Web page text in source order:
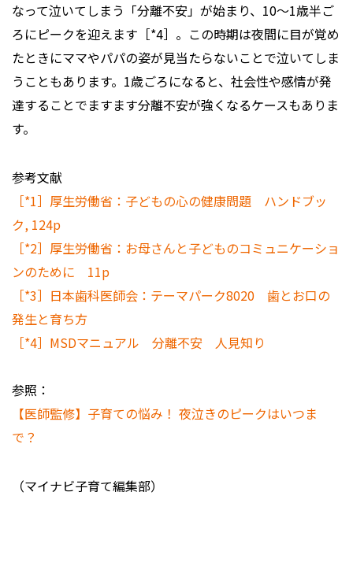
なって泣いてしまう「分離不安」が始まり、10～1歳半ご
ろにピークを迎えます［*4］。この時期は夜間に目が覚め
たときにママやパパの姿が見当たらないことで泣いてしま
うこともあります。1歳ごろになると、社会性や感情が発
達することでますます分離不安が強くなるケースもありま
す。
参考文献
［*1］厚生労働省：子どもの心の健康問題 ハンドブッ
ク, 124p
［*2］厚生労働省：お母さんと子どものコミュニケーショ
ンのために 11p
［*3］日本歯科医師会：テーマパーク8020 歯とお口の
発生と育ち方
［*4］MSDマニュアル 分離不安 人見知り
参照：
【医師監修】子育ての悩み！ 夜泣きのピークはいつま
で？
（マイナビ子育て編集部）